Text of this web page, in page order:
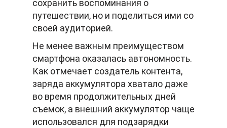
сохранить воспоминания о
путешествии, но и поделиться ими со
своей аудиторией.
Не менее важным преимуществом
смартфона оказалась автономность.
Как отмечает создатель контента,
заряда аккумулятора хватало даже
во время продолжительных дней
съемок, а внешний аккумулятор чаще
использовался для подзарядки